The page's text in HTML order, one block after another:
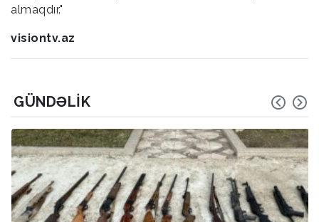
almaqdır."
visiontv.az
GÜNDƏLIK